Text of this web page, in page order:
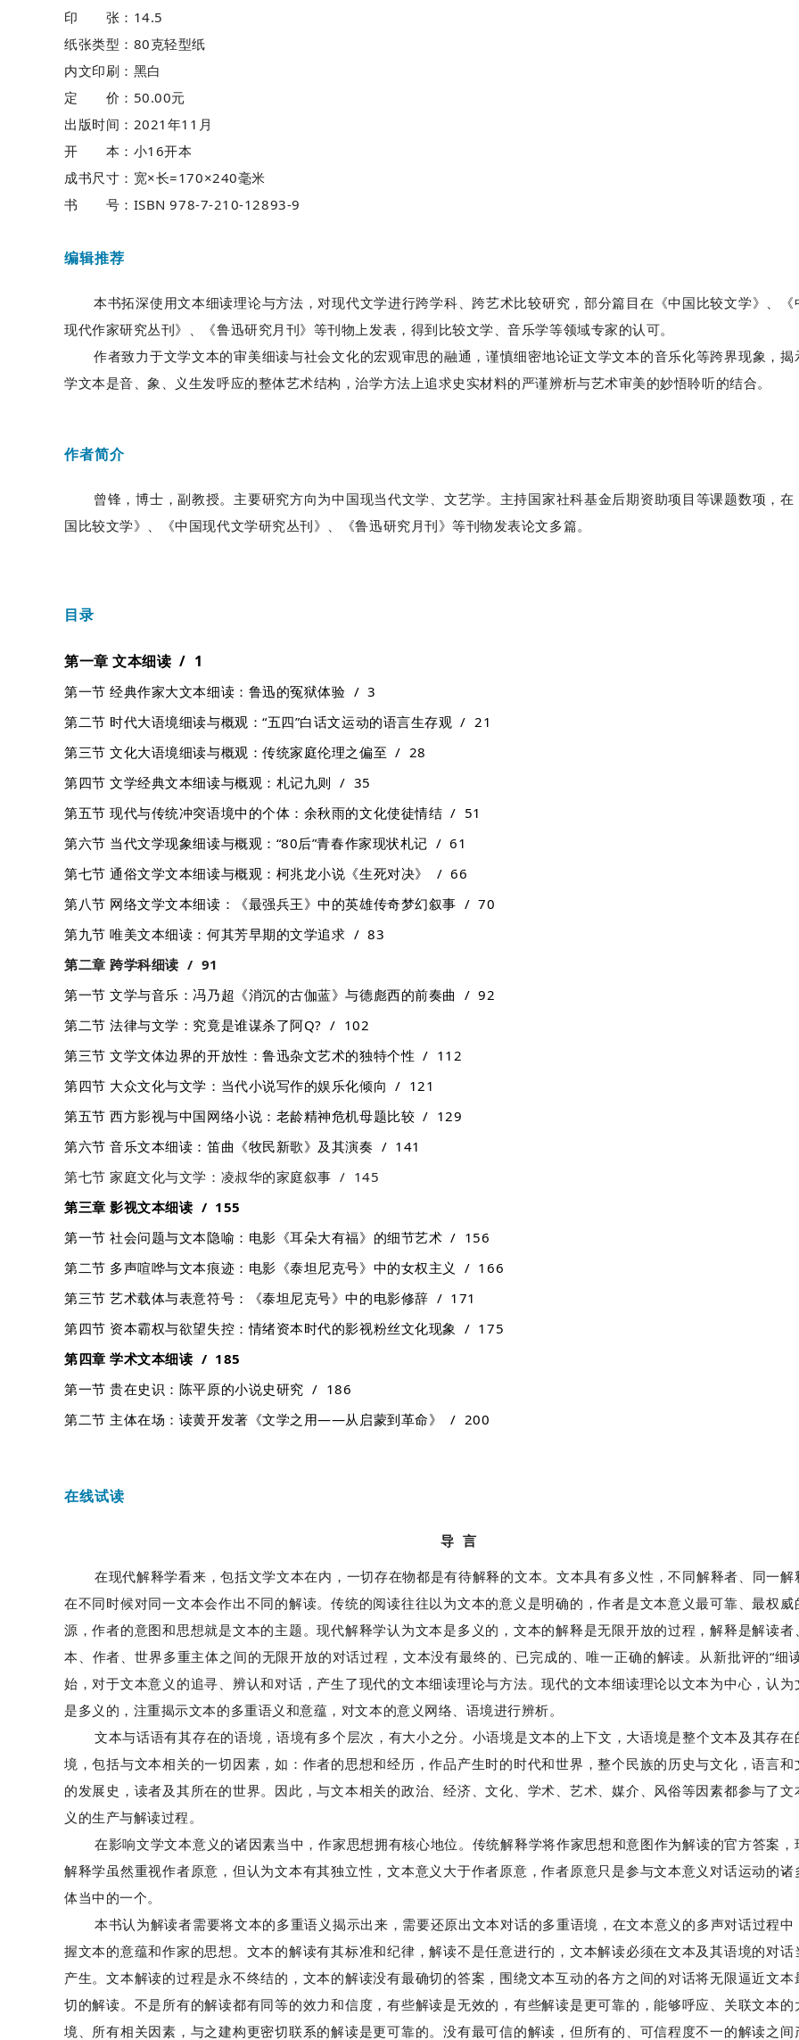
印
张：14.5
纸张类型：80克轻型纸
内文印刷：黑白
定
价：50.00元
出版时间：2021年11月
开
本：小16开本
成书尺寸：宽×长=170×240毫米
书 号：ISBN 978-7-210-12893-9
编辑推荐
本书拓深使用文本细读理论与方法，对现代文学进行跨学科、跨艺术比较研究，部分篇目在《中国比较文学》、《
现代作家研究丛刊》、《鲁迅研究月刊》等刊物上发表，得到比较文学、音乐学等领域专家的认可。
作者致力于文学文本的审美细读与社会文化的宏观审思的融通，谨慎细密地论证文学文本的音乐化等跨界现象，揭
学文本是音、象、义生发呼应的整体艺术结构，治学方法上追求史实材料的严谨辨析与艺术审美的妙悟聆听的结合。
作者简介
曾锋，博士，副教授。主要研究方向为中国现当代文学、文艺学。主持国家社科基金后期资助项目等课题数项，在
国比较文学》、《中国现代文学研究丛刊》、《鲁迅研究月刊》等刊物发表论文多篇。
目录
第一章 文本细读 / 1
第一节 经典作家大文本细读：鲁迅的冤狱体验 / 3
第二节 时代大语境细读与概观：“五四”白话文运动的语言生存观 / 21
第三节 文化大语境细读与概观：传统家庭伦理之偏至 / 28
第四节 文学经典文本细读与概观：札记九则 / 35
第五节 现代与传统冲突语境中的个体：余秋雨的文化使徒情结 / 51
第六节 当代文学现象细读与概观：“80后”青春作家现状札记 / 61
第七节 通俗文学文本细读与概观：柯兆龙小说《生死对决》 / 66
第八节 网络文学文本细读：《最强兵王》中的英雄传奇梦幻叙事 / 70
第九节 唯美文本细读：何其芳早期的文学追求 / 83
第二章 跨学科细读 / 91
第一节 文学与音乐：冯乃超《消沉的古伽蓝》与德彪西的前奏曲 / 92
第二节 法律与文学：究竟是谁谋杀了阿Q? / 102
第三节 文学文体边界的开放性：鲁迅杂文艺术的独特个性 / 112
第四节 大众文化与文学：当代小说写作的娱乐化倾向 / 121
第五节 西方影视与中国网络小说：老龄精神危机母题比较 / 129
第六节 音乐文本细读：笛曲《牧民新歌》及其演奏 / 141
第七节 家庭文化与文学：凌叔华的家庭叙事 / 145
第三章 影视文本细读 / 155
第一节 社会问题与文本隐喻：电影《耳朵大有福》的细节艺术 / 156
第二节 多声喧哗与文本痕迹：电影《泰坦尼克号》中的女权主义 / 166
第三节 艺术载体与表意符号：《泰坦尼克号》中的电影修辞 / 171
第四节 资本霸权与欲望失控：情绪资本时代的影视粉丝文化现象 / 175
第四章 学术文本细读 / 185
第一节 贵在史识：陈平原的小说史研究 / 186
第二节 主体在场：读黄开发著《文学之用——从启蒙到革命》 / 200
在线试读
导 言
在现代解释学看来，包括文学文本在内，一切存在物都是有待解释的文本。文本具有多义性，不同解释者、同一解
在不同时候对同一文本会作出不同的解读。传统的阅读往往以为文本的意义是明确的，作者是文本意义最可靠、最权威
源，作者的意图和思想就是文本的主题。现代解释学认为文本是多义的，文本的解释是无限开放的过程，解释是解读者
本、作者、世界多重主体之间的无限开放的对话过程，文本没有最终的、已完成的、唯一正确的解读。从新批评的“细
始，对于文本意义的追寻、辨认和对话，产生了现代的文本细读理论与方法。现代的文本细读理论以文本为中心，认为
是多义的，注重揭示文本的多重语义和意蕴，对文本的意义网络、语境进行辨析。
文本与话语有其存在的语境，语境有多个层次，有大小之分。小语境是文本的上下文，大语境是整个文本及其存在
境，包括与文本相关的一切因素，如：作者的思想和经历，作品产生时的时代和世界，整个民族的历史与文化，语言和
的发展史，读者及其所在的世界。因此，与文本相关的政治、经济、文化、学术、艺术、媒介、风俗等因素都参与了文
义的生产与解读过程。
在影响文学文本意义的诸因素当中，作家思想拥有核心地位。传统解释学将作家思想和意图作为解读的官方答案，
解释学虽然重视作者原意，但认为文本有其独立性，文本意义大于作者原意，作者原意只是参与文本意义对话运动的诸
体当中的一个。
本书认为解读者需要将文本的多重语义揭示出来，需要还原出文本对话的多重语境，在文本意义的多声对话过程中
握文本的意蕴和作家的思想。文本的解读有其标准和纪律，解读不是任意进行的，文本解读必须在文本及其语境的对话
产生。文本解读的过程是永不终结的，文本的解读没有最确切的答案，围绕文本互动的各方之间的对话将无限逼近文本
切的解读。不是所有的解读都有同等的效力和信度，有些解读是无效的，有些解读是更可靠的，能够呼应、关联文本的
境、所有相关因素，与之建构更密切联系的解读是更可靠的。没有最可信的解读，但所有的、可信程度不一的解读之间